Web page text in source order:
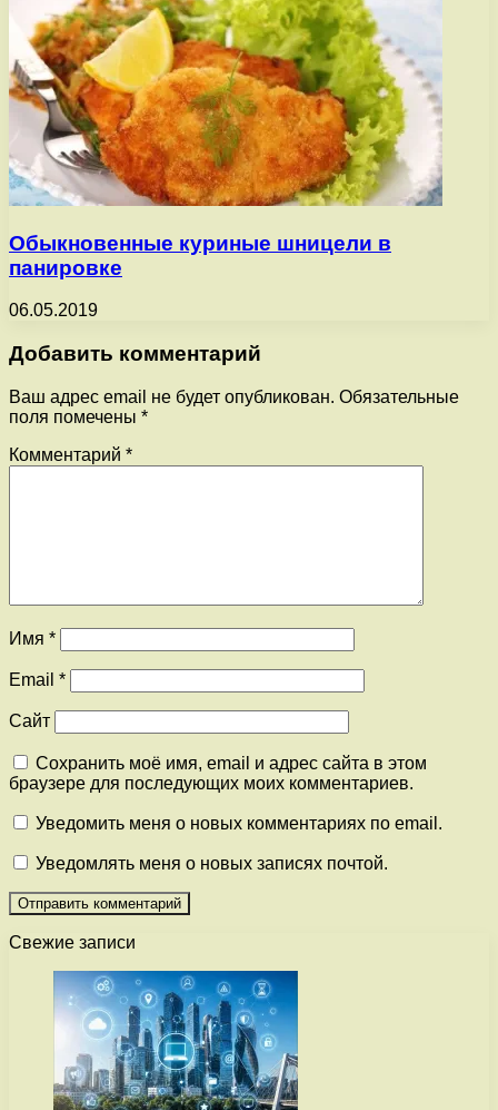
Обыкновенные куриные шницели в
панировке
06.05.2019
Добавить комментарий
Ваш адрес email не будет опубликован. Обязательные
поля помечены *
Комментарий *
Имя *
Email *
Сайт
Сохранить моё имя, email и адрес сайта в этом
браузере для последующих моих комментариев.
Уведомить меня о новых комментариях по email.
Уведомлять меня о новых записях почтой.
Свежие записи